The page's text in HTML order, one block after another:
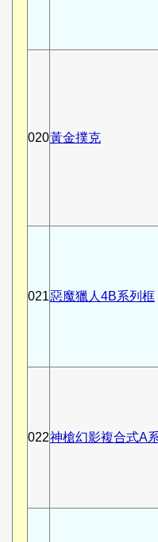
020黃金撲克
021惡魔獵人4B系列框
022神槍幻影複合式A